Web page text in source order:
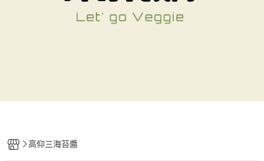
高仰三海苔醬